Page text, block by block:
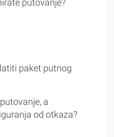
putovanje?
paket putnog
a
od otkaza?